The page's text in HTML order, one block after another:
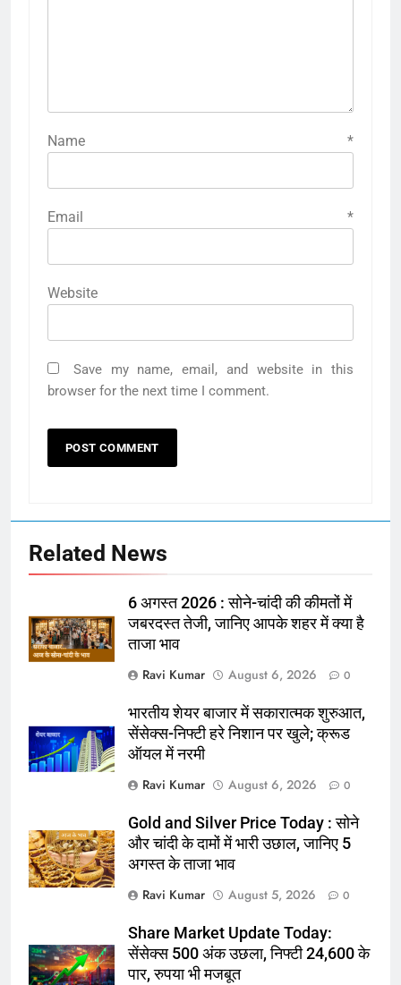
Name *
Email *
Website
Save my name, email, and website in this
browser for the next time I comment.
Related News
6 अगस्त 2026 : सोने-चांदी की कीमतों में
जबरदस्त तेजी, जानिए आपके शहर में क्या है
ताजा भाव
Ravi Kumar
August 6, 2026 0
भारतीय शेयर बाजार में सकारात्मक शुरुआत,
सेंसेक्स-निफ्टी हरे निशान पर खुले; क्रूड
ऑयल में नरमी
Ravi Kumar
August 6, 2026 0
Gold and Silver Price Today : सोने
और चांदी के दामों में भारी उछाल, जानिए 5
अगस्त के ताजा भाव
Ravi Kumar
August 5, 2026 0
Share Market Update Today:
सेंसेक्स 500 अंक उछला, निफ्टी 24,600 के
पार, रुपया भी मजबूत